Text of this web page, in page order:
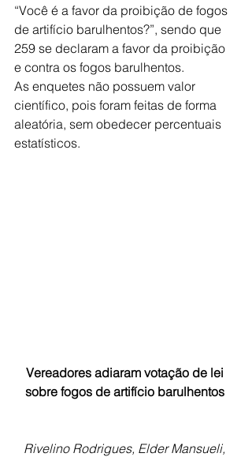
“Você é a favor da proibição de fogos
de artifício barulhentos?”, sendo que
259 se declaram a favor da proibição
e contra os fogos barulhentos.
As enquetes não possuem valor
científico, pois foram feitas de forma
aleatória, sem obedecer percentuais
estatísticos.
Vereadores adiaram votação de lei
sobre fogos de artifício barulhentos
Rivelino Rodrigues, Elder Mansueli,